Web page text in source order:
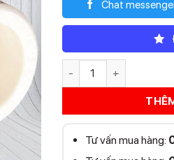
Chat
Chếch PPR Vesbo
Tư vấn mua hàng: